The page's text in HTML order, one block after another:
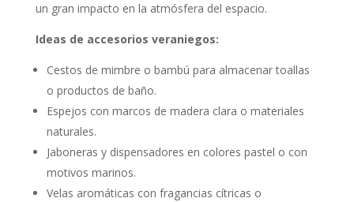
un gran impacto en la atmósfera del espacio.
Ideas de accesorios veraniegos:
Cestos de mimbre o bambú para almacenar toallas
o productos de baño.
Espejos con marcos de madera clara o materiales
naturales.
Jaboneras y dispensadores en colores pastel o con
motivos marinos.
Velas aromáticas con fragancias cítricas o